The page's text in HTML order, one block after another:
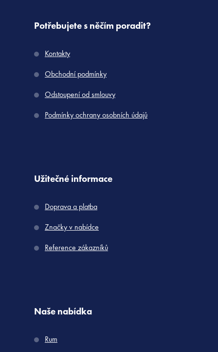
Potřebujete s něčím poradit?
Kontakty
Obchodní podmínky
Odstoupení od smlouvy
Podmínky ochrany osobních údajů
Užitečné informace
Doprava a platba
Značky v nabídce
Reference zákazníků
Naše nabídka
Rum